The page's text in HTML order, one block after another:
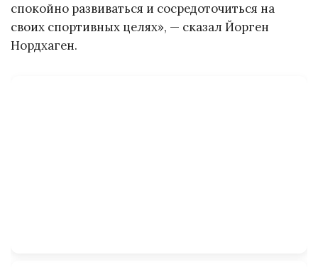
спокойно развиваться и сосредоточиться на
своих спортивных целях», — сказал Йорген
Нордхаген.